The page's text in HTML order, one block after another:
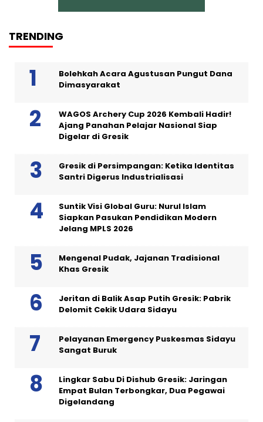
TRENDING
Bolehkah Acara Agustusan Pungut Dana
Dimasyarakat
WAGOS Archery Cup 2026 Kembali Hadir!
Ajang Panahan Pelajar Nasional Siap
Digelar di Gresik
Gresik di Persimpangan: Ketika Identitas
Santri Digerus Industrialisasi
Suntik Visi Global Guru: Nurul Islam
Siapkan Pasukan Pendidikan Modern
Jelang MPLS 2026
Mengenal Pudak, Jajanan Tradisional
Khas Gresik
Jeritan di Balik Asap Putih Gresik: Pabrik
Delomit Cekik Udara Sidayu
Pelayanan Emergency Puskesmas Sidayu
Sangat Buruk
Lingkar Sabu Di Dishub Gresik: Jaringan
Empat Bulan Terbongkar, Dua Pegawai
Digelandang